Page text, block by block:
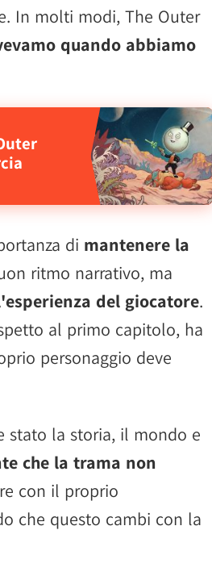
In molti modi, The Outer
quando abbiamo
di mantenere la
ritmo narrativo, ma
del giocatore.
al primo capitolo, ha
personaggio deve
stato la storia, il mondo e
che la trama non
con il proprio
che questo cambi con la